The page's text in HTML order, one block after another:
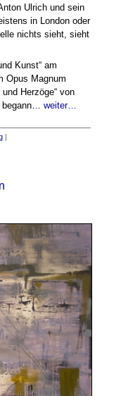
Ulrich und sein
in London oder
nichts sieht, sieht
Kunst“ am
Opus Magnum
Herzöge“ von
begann… weiter…